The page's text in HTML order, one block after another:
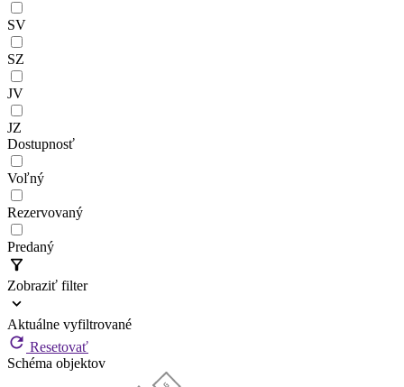
SV
SZ
JV
JZ
Dostupnosť
Voľný
Rezervovaný
Predaný
Zobraziť filter
Aktuálne vyfiltrované
Resetovať
Schéma objektov